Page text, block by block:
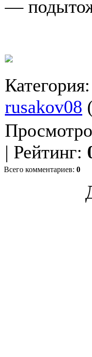
—
Категория:
rusakov08
| Рейтинг:
Всего комментариев: 0